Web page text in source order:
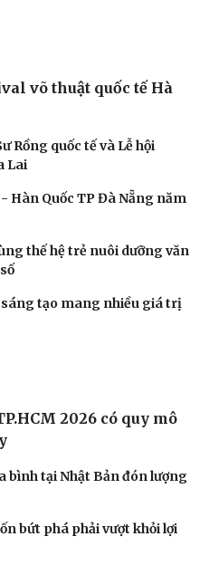
trách tìm kiếm, quy tập hài
F-22 tại Trung Đông
võ thuật quốc tế Hà
thế hệ trẻ nuôi dưỡng văn
tạo mang nhiều giá trị